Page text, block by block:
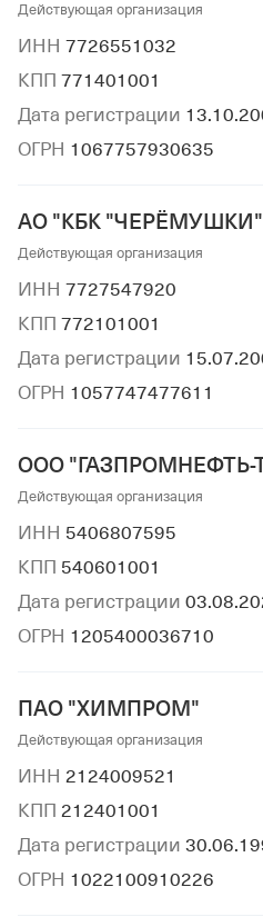
Действующая организация
ИНН 7726551032
КПП 771401001
Дата регистрации
ОГРН 1067757930635
АО "КБК "ЧЕРЁМУШКИ"
Действующая организация
ИНН 7727547920
КПП 772101001
Дата регистрации
ОГРН 1057747477611
ООО
Действующая организация
ИНН 5406807595
КПП 540601001
Дата регистрации
ОГРН 1205400036710
ПАО "ХИМПРОМ"
Действующая организация
ИНН 2124009521
КПП 212401001
Дата регистрации
ОГРН 1022100910226